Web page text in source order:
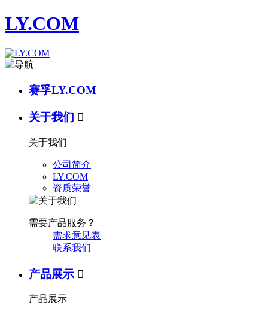
LY.COM
赛孚LY.COM
关于我们 
关于我们
公司简介
LY.COM
资质荣誉
需要产品服务？
需求意见表
联系我们
产品展示 
产品展示